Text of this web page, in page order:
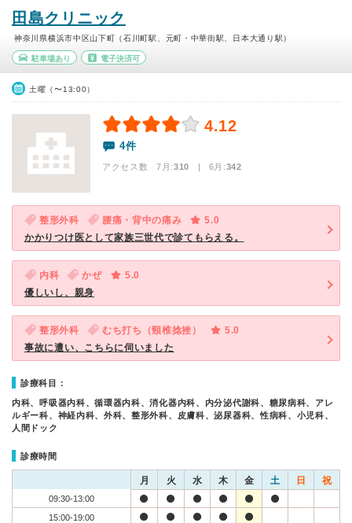
田島クリニック
神奈川県横浜市中区山下町（石川町駅、元町・中華街駅、日本大通り駅）
駐車場あり 電子決済可
土曜（〜13:00）
4.12
4件
アクセス数 7月:310 | 6月:342
整形外科 腰痛・背中の痛み
5.0
かかりつけ医として家族三世代で診てもらえる。
内科 かぜ
5.0
優しいし、親身
整形外科 むち打ち（頸椎捻挫）
5.0
事故に遭い、こちらに伺いました
診療科目：
内科、呼吸器内科、循環器内科、消化器内科、内分泌代謝科、糖尿病科、アレ
ルギー科、神経内科、外科、整形外科、皮膚科、泌尿器科、性病科、小児科、
人間ドック
診療時間
月 火 水 木 金 土 日 祝
09:30-13:00
15:00-19:00